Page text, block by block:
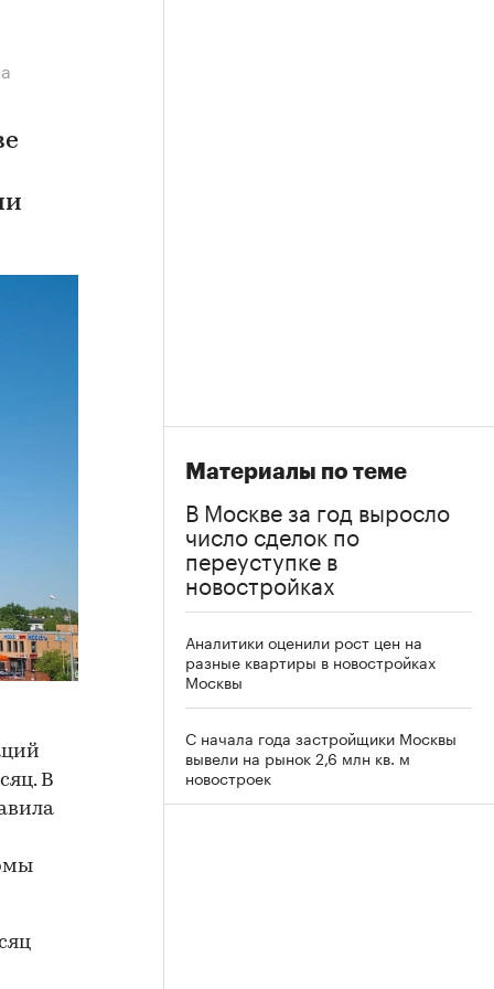
В
Материалы по теме
В Москве за год выросло
число сделок по
переуступке в
новостройках
Аналитики оценили рост цен на
разные квартиры в новостройках
Москвы
С начала года застройщики Москвы
вывели на рынок 2,6 млн кв. м
новостроек